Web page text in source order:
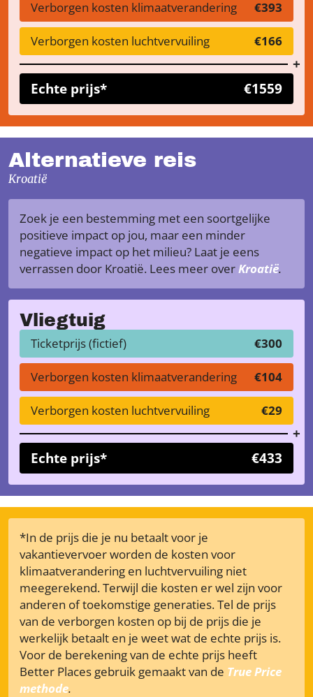
Verborgen kosten klimaatverandering €393
Verborgen kosten luchtvervuiling €166
Echte prijs* €1559
Alternatieve reis
Kroatië
Zoek je een bestemming met een soortgelijke
positieve impact op jou, maar een minder
negatieve impact op het milieu? Laat je eens
verrassen door Kroatië. Lees meer overKroatië.
Vliegtuig
Ticketprijs (fictief) €300
Verborgen kosten klimaatverandering €104
Verborgen kosten luchtvervuiling €29
Echte prijs* €433
*In de prijs die je nu betaalt voor je
vakantievervoer worden de kosten voor
klimaatverandering en luchtvervuiling niet
meegerekend. Terwijl die kosten er wel zijn voor
anderen of toekomstige generaties. Tel de prijs
van de verborgen kosten op bij de prijs die je
werkelijk betaalt en je weet wat de echte prijs is.
Voor de berekening van de echte prijs heeft
Better Places gebruik gemaakt van de True Price
methode.